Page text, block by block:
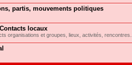
partis, mouvements politiques
locaux
organisations et groupes, lieux, activités, rencontres...